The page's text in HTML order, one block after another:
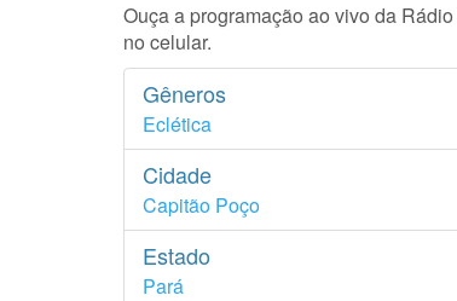
Ouça a programação ao vivo da
no celular.
Gêneros
Eclética
Cidade
Capitão Poço
Estado
Pará